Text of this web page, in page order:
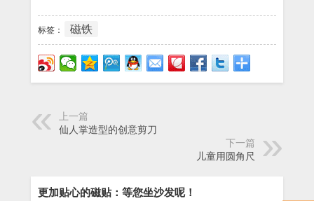
标签： 磁铁
上一篇
仙人掌造型的创意剪刀
下一篇
儿童用圆角尺
更加贴心的磁贴：等您坐沙发呢！